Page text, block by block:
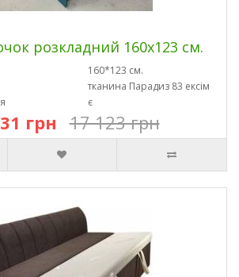
розкладний 160х123 см.
160*123 см.
тканина Парадиз 83 ексім
є
грн 17 123 грн